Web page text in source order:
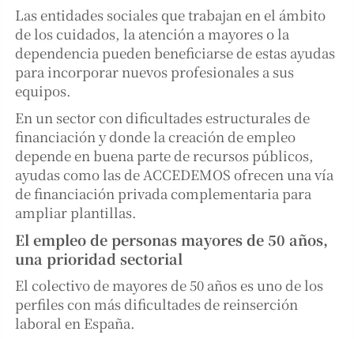
Las entidades sociales que trabajan en el ámbito
de los cuidados, la atención a mayores o la
dependencia pueden beneficiarse de estas ayudas
para incorporar nuevos profesionales a sus
equipos.
En un sector con dificultades estructurales de
financiación y donde la creación de empleo
depende en buena parte de recursos públicos,
ayudas como las de ACCEDEMOS ofrecen una vía
de financiación privada complementaria para
ampliar plantillas.
El empleo de personas mayores de 50 años,
una prioridad sectorial
El colectivo de mayores de 50 años es uno de los
perfiles con más dificultades de reinserción
laboral en España.